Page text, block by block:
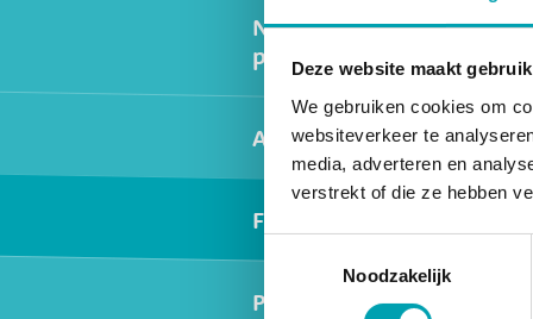
Deze website maakt
We gebruiken cookies om
websiteverkeer te
media, adverteren en
verstrekt of die ze hebben
Noodzakelijk
Naschools
programma
Activiteiten
Fotogalerij
Peuteropvang